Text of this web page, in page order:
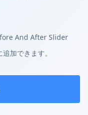
And After Slider
加できます。